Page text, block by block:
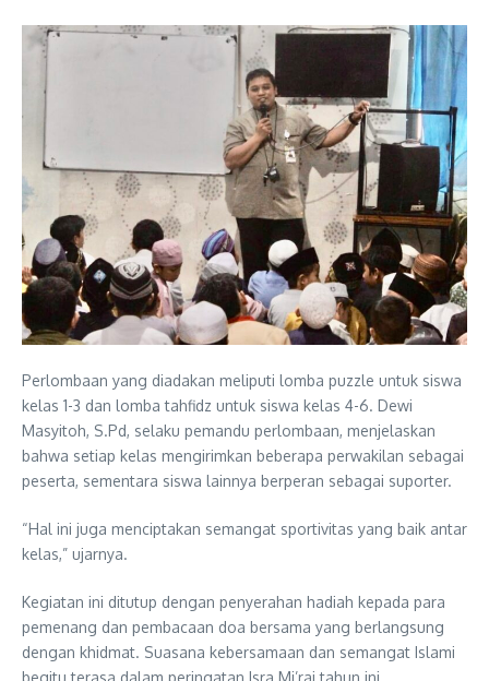
Perlombaan yang diadakan meliputi lomba puzzle untuk siswa
kelas 1-3 dan lomba tahfidz untuk siswa kelas 4-6. Dewi
Masyitoh, S.Pd, selaku pemandu perlombaan, menjelaskan
bahwa setiap kelas mengirimkan beberapa perwakilan sebagai
peserta, sementara siswa lainnya berperan sebagai suporter.
“Hal ini juga menciptakan semangat sportivitas yang baik antar
kelas,” ujarnya.
Kegiatan ini ditutup dengan penyerahan hadiah kepada para
pemenang dan pembacaan doa bersama yang berlangsung
dengan khidmat. Suasana kebersamaan dan semangat Islami